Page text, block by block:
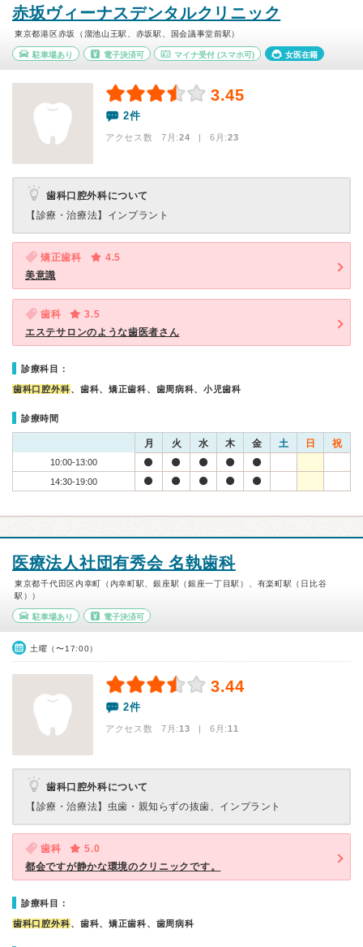
赤坂ヴィーナスデンタルクリニック
東京都港区赤坂（溜池山王駅、赤坂駅、国会議事堂前駅）
駐車場あり 電子決済可 マイナ受付 (スマホ可) 女医在籍
3.45
2件
アクセス数 7月:24 | 6月:23
歯科口腔外科について
【診療・治療法】 インプラント
矯正歯科
4.5
美意識
歯科
3.5
エステサロンのような歯医者さん
診療科目：
歯科口腔外科、歯科、矯正歯科、歯周病科、小児歯科
診療時間
月 火 水 木 金 土 日 祝
10:00-13:00
14:30-19:00
医療法人社団有秀会 名執歯科
東京都千代田区内幸町（内幸町駅、銀座駅（銀座一丁目駅）、有楽町駅（日比谷
駅））
駐車場あり 電子決済可
土曜（〜17:00）
3.44
2件
アクセス数 7月:13 | 6月:11
歯科口腔外科について
【診療・治療法】 虫歯・親知らずの抜歯、インプラント
歯科
5.0
都会ですが静かな環境のクリニックです。
診療科目：
歯科口腔外科、歯科、矯正歯科、歯周病科